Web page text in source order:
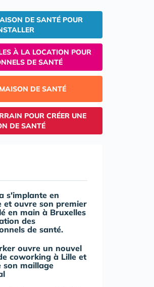
DE SANTÉ POUR
À LA LOCATION POUR
DE SANTÉ
DE SANTÉ
POUR CRÉER UNE
DE SANTÉ
s'implante en
et ouvre son premier
en main à Bruxelles
des
de santé.
ouvre un nouvel
coworking à Lille et
son maillage